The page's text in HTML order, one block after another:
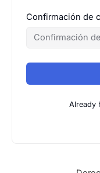
Confirmación de
Already